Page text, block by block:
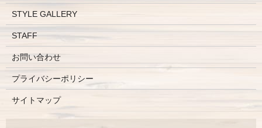
STYLE GALLERY
STAFF
お問い合わせ
プライバシーポリシー
サイトマップ